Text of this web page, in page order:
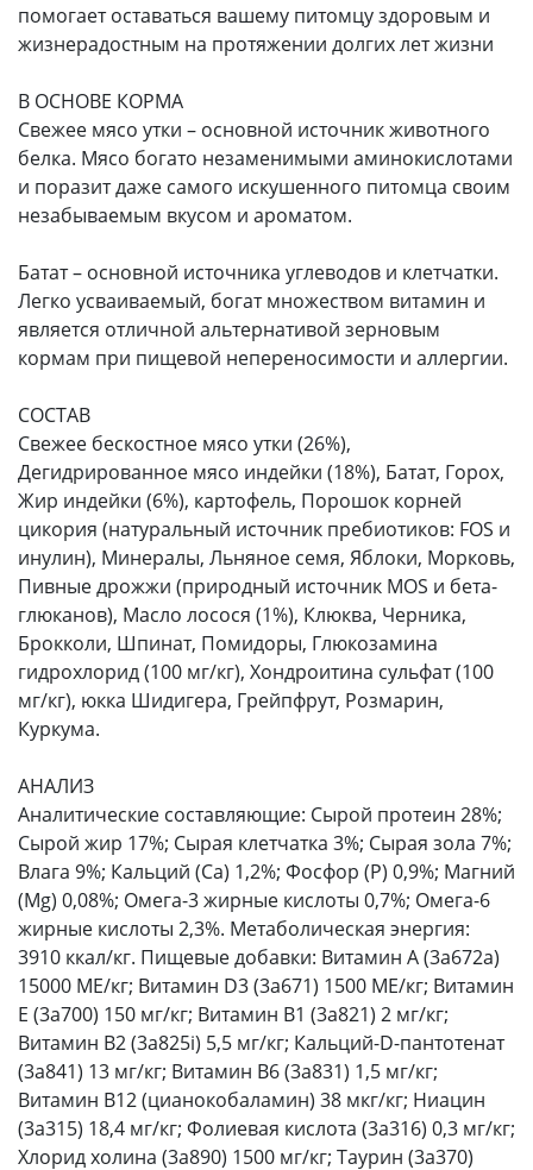
помогает оставаться вашему питомцу здоровым и
жизнерадостным на протяжении долгих лет жизни
В ОСНОВЕ КОРМА
Свежее мясо утки – основной источник животного
белка. Мясо богато незаменимыми аминокислотами
и поразит даже самого искушенного питомца своим
незабываемым вкусом и ароматом.
Батат – основной источника углеводов и клетчатки.
Легко усваиваемый, богат множеством витамин и
является отличной альтернативой зерновым
кормам при пищевой непереносимости и аллергии.
СОСТАВ
Свежее бескостное мясо утки (26%),
Дегидрированное мясо индейки (18%), Батат, Горох,
Жир индейки (6%), картофель, Порошок корней
цикория (натуральный источник пребиотиков: FOS и
инулин), Минералы, Льняное семя, Яблоки, Морковь,
Пивные дрожжи (природный источник MOS и бета-
глюканов), Масло лосося (1%), Клюква, Черника,
Брокколи, Шпинат, Помидоры, Глюкозамина
гидрохлорид (100 мг/кг), Хондроитина сульфат (100
мг/кг), юкка Шидигера, Грейпфрут, Розмарин,
Куркума.
АНАЛИЗ
Аналитические составляющие: Сырой протеин 28%;
Сырой жир 17%; Сырая клетчатка 3%; Сырая зола 7%;
Влага 9%; Кальций (Са) 1,2%; Фосфор (P) 0,9%; Магний
(Mg) 0,08%; Омега-3 жирные кислоты 0,7%; Омега-6
жирные кислоты 2,3%. Метаболическая энергия:
3910 ккал/кг. Пищевые добавки: Витамин A (3a672a)
15000 МЕ/кг; Витамин D3 (3а671) 1500 МЕ/кг; Витамин
Е (3а700) 150 мг/кг; Витамин B1 (3a821) 2 мг/кг;
Витамин B2 (3a825i) 5,5 мг/кг; Кальций-D-пантотенат
(3a841) 13 мг/кг; Витамин B6 (3a831) 1,5 мг/кг;
Витамин B12 (цианокобаламин) 38 мкг/кг; Ниацин
(3a315) 18,4 мг/кг; Фолиевая кислота (3a316) 0,3 мг/кг;
Хлорид холина (3a890) 1500 мг/кг; Таурин (3a370)